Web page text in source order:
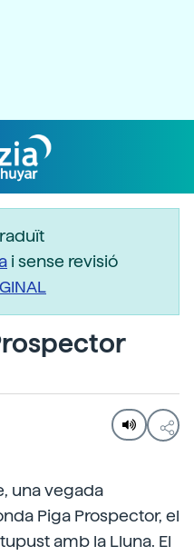
i sense revisió
una vegada
Piga Prospector, el
amb la Lluna. El